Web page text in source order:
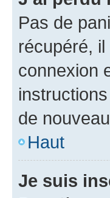
Pas de
récupéré,
connexion
de
Haut
Je suis